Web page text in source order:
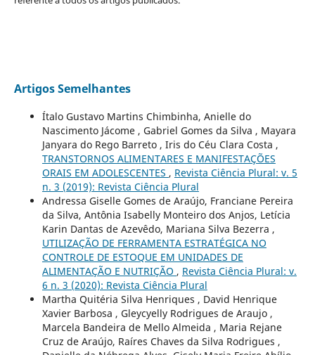
Artigos Semelhantes
Ítalo Gustavo Martins Chimbinha, Anielle do
Nascimento Jácome , Gabriel Gomes da Silva , Mayara
Janyara do Rego Barreto , Iris do Céu Clara Costa ,
TRANSTORNOS ALIMENTARES E MANIFESTAÇÕES
ORAIS EM ADOLESCENTES , Revista Ciência Plural: v. 5
n. 3 (2019): Revista Ciência Plural
Andressa Giselle Gomes de Araújo, Franciane Pereira
da Silva, Antônia Isabelly Monteiro dos Anjos, Letícia
Karin Dantas de Azevêdo, Mariana Silva Bezerra ,
UTILIZAÇÃO DE FERRAMENTA ESTRATÉGICA NO
CONTROLE DE ESTOQUE EM UNIDADES DE
ALIMENTAÇÃO E NUTRIÇÃO , Revista Ciência Plural: v.
6 n. 3 (2020): Revista Ciência Plural
Martha Quitéria Silva Henriques , David Henrique
Xavier Barbosa , Gleycyelly Rodrigues de Araujo ,
Marcela Bandeira de Mello Almeida , Maria Rejane
Cruz de Araújo, Raíres Chaves da Silva Rodrigues ,